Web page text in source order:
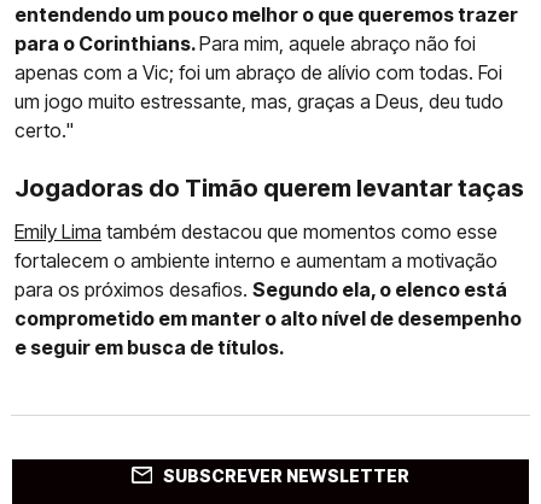
entendendo um pouco melhor o que queremos trazer
para o Corinthians.Para mim, aquele abraço não foi
apenas com a Vic; foi um abraço de alívio com todas. Foi
um jogo muito estressante, mas, graças a Deus, deu tudo
certo."
Jogadoras do Timão querem levantar taças
Emily Lima também destacou que momentos como esse
fortalecem o ambiente interno e aumentam a motivação
para os próximos desafios. Segundo ela, o elenco está
comprometido em manter o alto nível de desempenho
e seguir em busca de títulos.
SUBSCREVER NEWSLETTER